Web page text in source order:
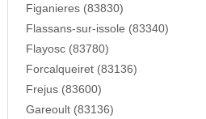
Figanieres (83830)
Flassans-sur-issole (83340)
Flayosc (83780)
Forcalqueiret (83136)
Frejus (83600)
Gareoult (83136)